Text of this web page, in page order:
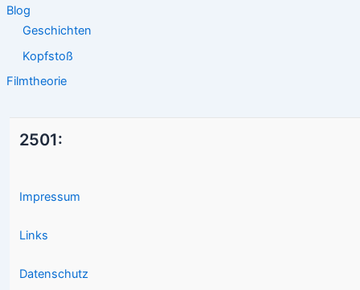
Blog
Geschichten
Kopfstoß
Filmtheorie
2501:
Impressum
Links
Datenschutz